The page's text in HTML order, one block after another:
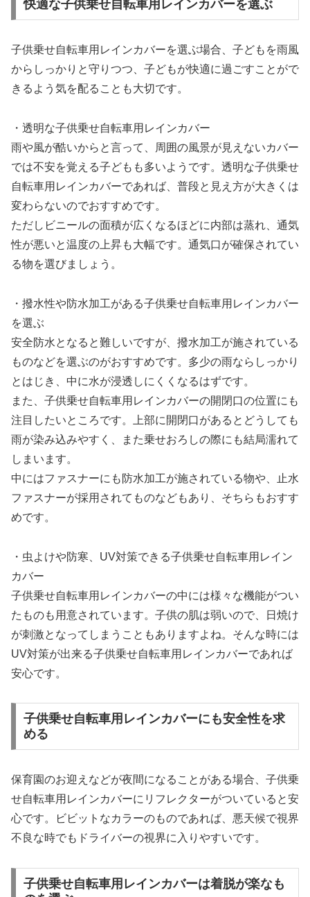
快適な子供乗せ自転車用レインカバーを選ぶ
子供乗せ自転車用レインカバーを選ぶ場合、子どもを雨風
からしっかりと守りつつ、子どもが快適に過ごすことがで
きるよう気を配ることも大切です。
・透明な子供乗せ自転車用レインカバー
雨や風が酷いからと言って、周囲の風景が見えないカバー
では不安を覚える子どもも多いようです。透明な子供乗せ
自転車用レインカバーであれば、普段と見え方が大きくは
変わらないのでおすすめです。
ただしビニールの面積が広くなるほどに内部は蒸れ、通気
性が悪いと温度の上昇も大幅です。通気口が確保されてい
る物を選びましょう。
・撥水性や防水加工がある子供乗せ自転車用レインカバー
を選ぶ
安全防水となると難しいですが、撥水加工が施されている
ものなどを選ぶのがおすすめです。多少の雨ならしっかり
とはじき、中に水が浸透しにくくなるはずです。
また、子供乗せ自転車用レインカバーの開閉口の位置にも
注目したいところです。上部に開閉口があるとどうしても
雨が染み込みやすく、また乗せおろしの際にも結局濡れて
しまいます。
中にはファスナーにも防水加工が施されている物や、止水
ファスナーが採用されてものなどもあり、そちらもおすす
めです。
・虫よけや防寒、UV対策できる子供乗せ自転車用レイン
カバー
子供乗せ自転車用レインカバーの中には様々な機能がつい
たものも用意されています。子供の肌は弱いので、日焼け
が刺激となってしまうこともありますよね。そんな時には
UV対策が出来る子供乗せ自転車用レインカバーであれば
安心です。
子供乗せ自転車用レインカバーにも安全性を求
める
保育園のお迎えなどが夜間になることがある場合、子供乗
せ自転車用レインカバーにリフレクターがついていると安
心です。ビビットなカラーのものであれば、悪天候で視界
不良な時でもドライバーの視界に入りやすいです。
子供乗せ自転車用レインカバーは着脱が楽なも